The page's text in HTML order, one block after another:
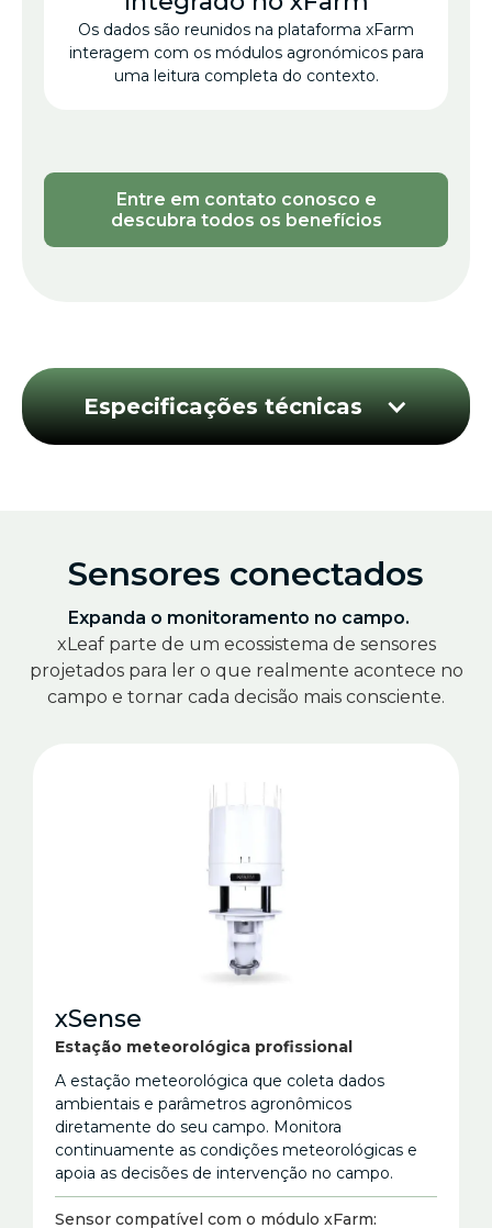
Os dados são reunidos na plataforma xFarm
interagem com os módulos agronómicos para
uma leitura completa do contexto.
Entre em contato conosco e
descubra todos os benefícios
Especificações técnicas
Sensores conectados
Expanda o monitoramento no campo.
xLeaf parte de um ecossistema de sensores
projetados para ler o que realmente acontece no
campo e tornar cada decisão mais consciente.
xSense
Estação meteorológica profissional
A estação meteorológica que coleta dados
ambientais e parâmetros agronômicos
diretamente do seu campo. Monitora
continuamente as condições meteorológicas e
apoia as decisões de intervenção no campo.
Sensor compatível com o módulo xFarm: